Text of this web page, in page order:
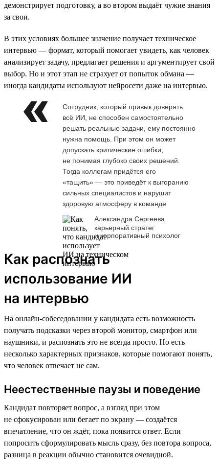
демонстрирует подготовку, а во втором выдаёт чужие знания
за свои.
В этих условиях большее значение получает техническое
интервью — формат, который помогает увидеть, как человек
анализирует задачу, предлагает решения и аргументирует свой
выбор. Но и этот этап не страхует от попыток обмана —
иногда кандидаты используют нейросети даже на интервью.
Сотрудник, который привык доверять
всё ИИ, не способен самостоятельно
решать реальные задачи, ему постоянно
нужна помощь. При этом он может
допускать критические ошибки,
не понимая глубоко своих решений.
Тогда коллегам придётся его
«тащить» — это приведёт к выгоранию
сильных специалистов и нарушит
здоровую атмосферу в команде
Александра Сергеева
карьерный стратег
и корпоративный психолог
Как распознать
использование ИИ
на интервью
На онлайн-собеседовании у кандидата есть возможность
получать подсказки через второй монитор, смартфон или
наушники, и распознать это не всегда просто. Но есть
несколько характерных признаков, которые помогают понять,
что человек отвечает не сам.
Неестественные паузы и поведение
Кандидат повторяет вопрос, а взгляд при этом
не сфокусирован или бегает по экрану — создаётся
впечатление, что он ждёт, пока появится ответ. Если
попросить сформулировать мысль сразу, без повтора вопроса,
разница в реакции обычно становится очевидной.